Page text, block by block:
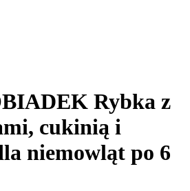
Rybka z
cukinią i
niemowląt po 6